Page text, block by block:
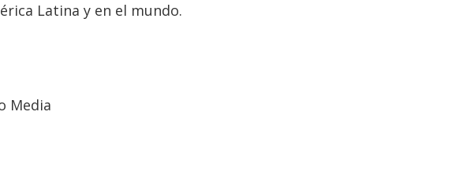
Latina y en el mundo.
Media